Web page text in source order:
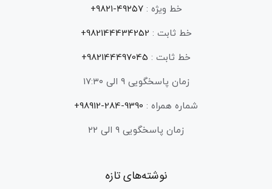
خط ویژه :۴۹۲۵۷-۹۸۲۱+
خط ثابت : 982144434252+
خط ثابت : 982144497045+
زمان پاسخگویی ۹ الی ۱۷:۳۰
شماره همراه : 9390-284-98912+
زمان پاسخگویی ۹ الی ۲۲
نوشته‌های تازه